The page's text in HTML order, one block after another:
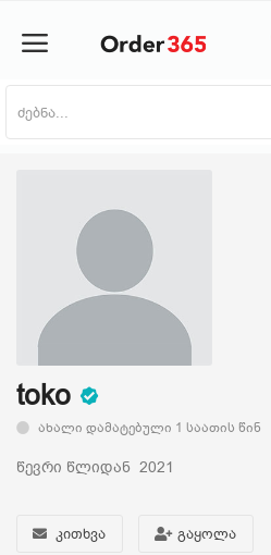
ნაძვის ხე
მობილურები
პლანშეტი
საზაფხულო პროდუქცია
toko
ახალი დამატებული 1 საათის წინ
წევრი წლიდან 2021
კითხვა გაყოლა